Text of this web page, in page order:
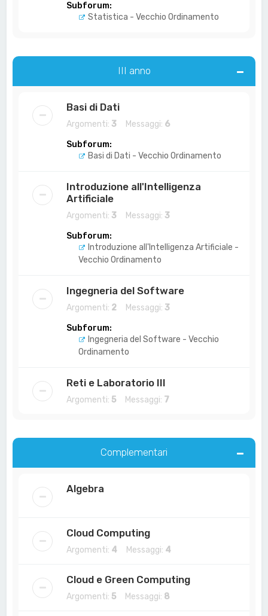
Subforum:
Statistica - Vecchio Ordinamento
III anno
Basi di Dati
Argomenti: 3 Messaggi: 6
Subforum:
Basi di Dati - Vecchio Ordinamento
Introduzione all'Intelligenza
Artificiale
Argomenti: 3 Messaggi: 3
Subforum:
Introduzione all'Intelligenza Artificiale -
Vecchio Ordinamento
Ingegneria del Software
Argomenti: 2 Messaggi: 3
Subforum:
Ingegneria del Software - Vecchio
Ordinamento
Reti e Laboratorio III
Argomenti: 5 Messaggi: 7
Complementari
Algebra
Cloud Computing
Argomenti: 4 Messaggi: 4
Cloud e Green Computing
Argomenti: 5 Messaggi: 8